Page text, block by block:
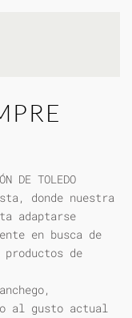
DE TOLEDO
donde nuestra
adaptarse
en busca de
de
al gusto actual